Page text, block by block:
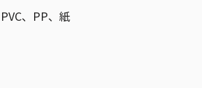
PVC、PP、紙